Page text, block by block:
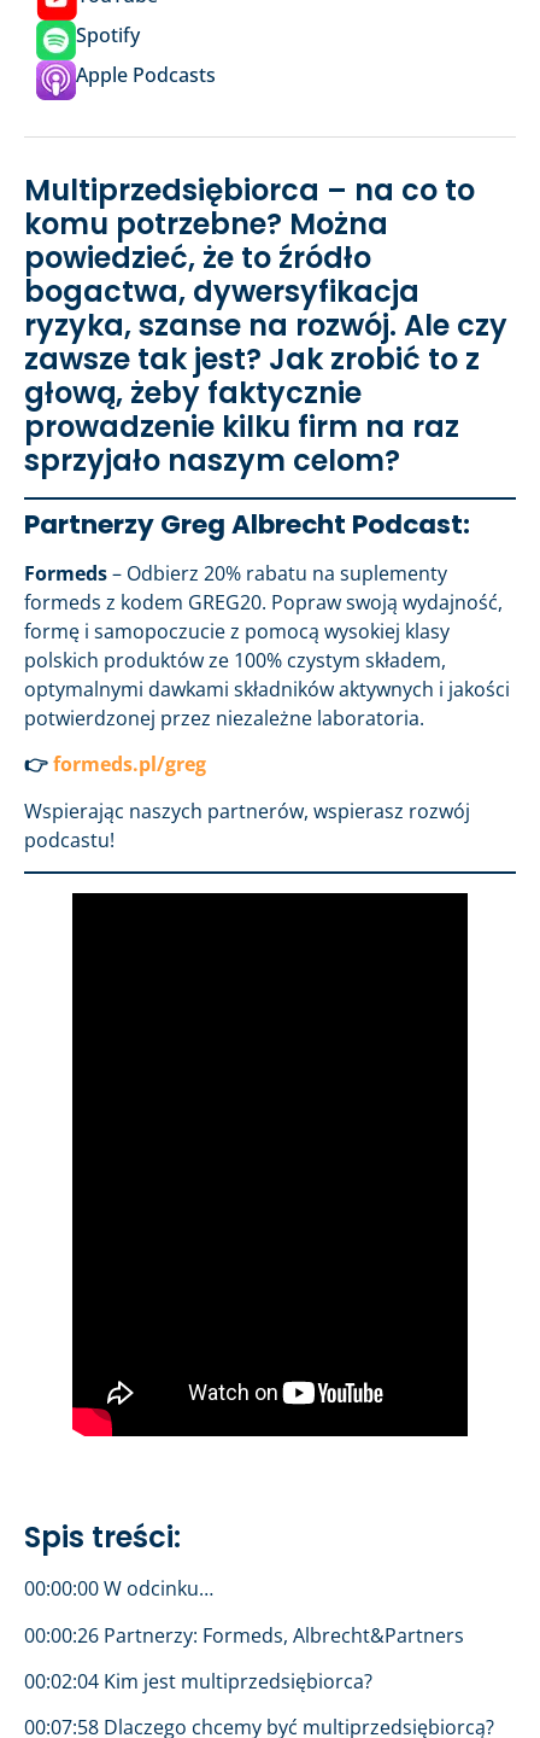
Spotify
Apple Podcasts
Multiprzedsiębiorca – na co to
komu potrzebne? Można
powiedzieć, że to źródło
bogactwa, dywersyfikacja
ryzyka, szanse na rozwój. Ale czy
zawsze tak jest? Jak zrobić to z
głową, żeby faktycznie
prowadzenie kilku firm na raz
sprzyjało naszym celom?
Partnerzy Greg Albrecht Podcast:
Formeds– Odbierz 20% rabatu na suplementy
formeds z kodem GREG20. Popraw swoją wydajność,
formę i samopoczucie z pomocą wysokiej klasy
polskich produktów ze 100% czystym składem,
optymalnymi dawkami składników aktywnych i jakości
potwierdzonej przez niezależne laboratoria.
👉formeds.pl/greg
Wspierając naszych partnerów, wspierasz rozwój
podcastu!
Spis treści:
00:00:00 W odcinku…
00:00:26 Partnerzy: Formeds, Albrecht&Partners
00:02:04 Kim jest multiprzedsiębiorca?
00:07:58 Dlaczego chcemy być multiprzedsiębiorcą?